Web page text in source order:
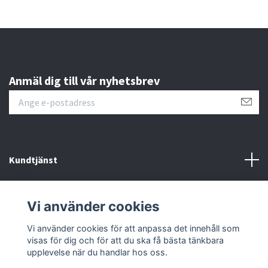
Anmäl dig till vår nyhetsbrev
Kundtjänst
Sociala medier
Vi använder cookies
Vi använder cookies för att anpassa det innehåll som
visas för dig och för att du ska få bästa tänkbara
upplevelse när du handlar hos oss.